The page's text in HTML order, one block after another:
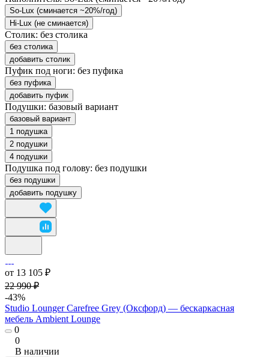
So-Lux (cминается ~20%/год)
Hi-Lux (не сминается)
Столик: без столика
без столика
добавить столик
Пуфик под ноги: без пуфика
без пуфика
добавить пуфик
Подушки: базовый вариант
базовый вариант
1 подушка
2 подушки
4 подушки
Подушка под голову: без подушки
без подушки
добавить подушку
от 13 105 ₽
22 990 ₽
-43%
Studio Lounger Carefree Grey (Оксфорд) — бескаркасная
мебель Ambient Lounge
0
0
В наличии